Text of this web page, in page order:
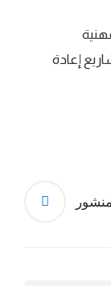
مشاريع إعادة